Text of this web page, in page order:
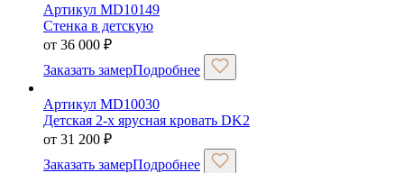
Артикул MD10149
Стенка в детскую
от 36 000 ₽
Заказать замерПодробнее
Артикул MD10030
Детская 2-х ярусная кровать DK2
от 31 200 ₽
Заказать замерПодробнее